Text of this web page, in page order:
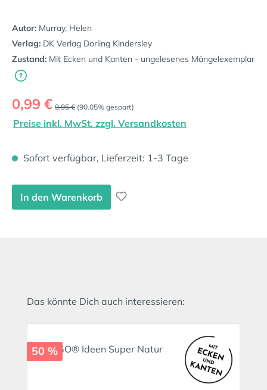
Autor: Murray, Helen
Verlag: DK Verlag Dorling Kindersley
Zustand: Mit Ecken und Kanten - ungelesenes Mängelexemplar
Verkaufspreis:
0,99 € Regulärer Preis:
9,95 € (90.05% gespart)
Preise inkl. MwSt. zzgl. Versandkosten
Sofort verfügbar, Lieferzeit: 1-3 Tage
In den Warenkorb
Produktgalerie überspringen
Das könnte Dich auch interessieren:
50 %